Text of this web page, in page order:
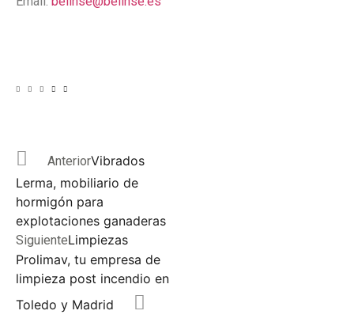
AnteriorVibrados
Lerma, mobiliario de
hormigón para
explotaciones ganaderas
SiguienteLimpiezas
Prolimav, tu empresa de
limpieza post incendio en
Toledo y Madrid